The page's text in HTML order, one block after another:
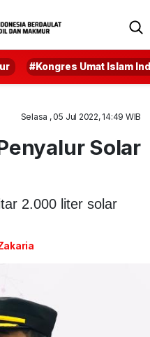
#Kongres Umat Islam
Selasa , 05 Jul 2022, 14:49 WIB
Solar
2.000 liter solar